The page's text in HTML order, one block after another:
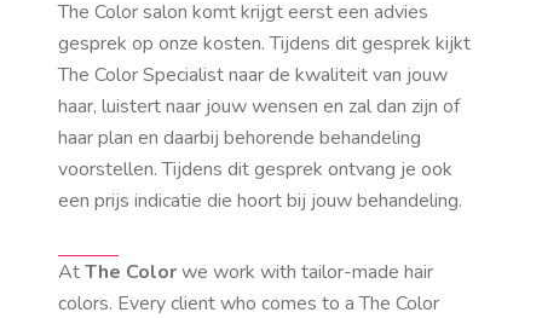
The Color salon komt krijgt eerst een advies
gesprek op onze kosten. Tijdens dit gesprek kijkt
The Color Specialist naar de kwaliteit van jouw
haar, luistert naar jouw wensen en zal dan zijn of
haar plan en daarbij behorende behandeling
voorstellen. Tijdens dit gesprek ontvang je ook
een prijs indicatie die hoort bij jouw behandeling.
AtThe Colorwe work with tailor-made hair
colors. Every client who comes to a The Color